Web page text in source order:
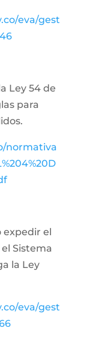
eva/gest
Ley 54 de
para
normativa
expedir el
Sistema
la Ley
eva/gest